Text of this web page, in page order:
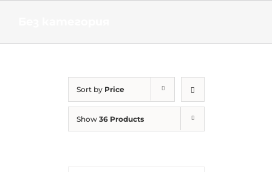
Sort by Price
Show 36 Products